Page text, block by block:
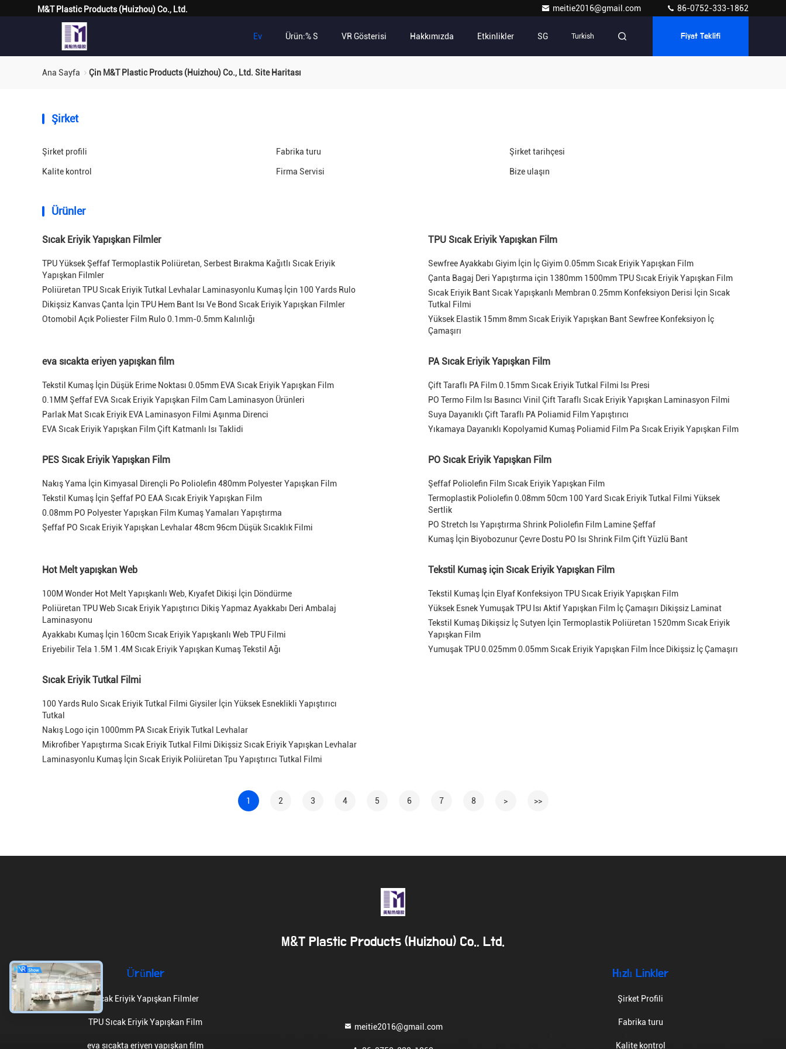
M&T Plastic Products (Huizhou) Co., Ltd. meitie2016@gmail.com 86-0752-333-1862
Ev Ürün:% S VR Gösterisi Hakkımızda Etkinlikler SG Turkish Fiyat Teklifi
Ana Sayfa Çin M&T Plastic Products (Huizhou) Co., Ltd. Site Haritası
Şirket
Şirket profili Fabrika turu Şirket tarihçesi
Kalite kontrol Firma Servisi Bize ulaşın
Ürünler
Sıcak Eriyik Yapışkan Filmler
TPU Yüksek Şeffaf Termoplastik Poliüretan, Serbest Bırakma Kağıtlı Sıcak Eriyik
Yapışkan Filmler
Poliüretan TPU Sıcak Eriyik Tutkal Levhalar Laminasyonlu Kumaş İçin 100 Yards Rulo
Dikişsiz Kanvas Çanta İçin TPU Hem Bant Isı Ve Bond Sıcak Eriyik Yapışkan Filmler
Otomobil Açık Poliester Film Rulo 0.1mm-0.5mm Kalınlığı
TPU Sıcak Eriyik Yapışkan Film
Sewfree Ayakkabı Giyim İçin İç Giyim 0.05mm Sıcak Eriyik Yapışkan Film
Çanta Bagaj Deri Yapıştırma için 1380mm 1500mm TPU Sıcak Eriyik Yapışkan Film
Sıcak Eriyik Bant Sıcak Yapışkanlı Membran 0.25mm Konfeksiyon Derisi İçin Sıcak
Tutkal Filmi
Yüksek Elastik 15mm 8mm Sıcak Eriyik Yapışkan Bant Sewfree Konfeksiyon İç
Çamaşırı
eva sıcakta eriyen yapışkan film
Tekstil Kumaş İçin Düşük Erime Noktası 0.05mm EVA Sıcak Eriyik Yapışkan Film
0.1MM Şeffaf EVA Sıcak Eriyik Yapışkan Film Cam Laminasyon Ürünleri
Parlak Mat Sıcak Eriyik EVA Laminasyon Filmi Aşınma Direnci
EVA Sıcak Eriyik Yapışkan Film Çift Katmanlı Isı Taklidi
PA Sıcak Eriyik Yapışkan Film
Çift Taraflı PA Film 0.15mm Sıcak Eriyik Tutkal Filmi Isı Presi
PO Termo Film Isı Basıncı Vinil Çift Taraflı Sıcak Eriyik Yapışkan Laminasyon Filmi
Suya Dayanıklı Çift Taraflı PA Poliamid Film Yapıştırıcı
Yıkamaya Dayanıklı Kopolyamid Kumaş Poliamid Film Pa Sıcak Eriyik Yapışkan Film
PES Sıcak Eriyik Yapışkan Film
Nakış Yama İçin Kimyasal Dirençli Po Poliolefin 480mm Polyester Yapışkan Film
Tekstil Kumaş İçin Şeffaf PO EAA Sıcak Eriyik Yapışkan Film
0.08mm PO Polyester Yapışkan Film Kumaş Yamaları Yapıştırma
Şeffaf PO Sıcak Eriyik Yapışkan Levhalar 48cm 96cm Düşük Sıcaklık Filmi
PO Sıcak Eriyik Yapışkan Film
Şeffaf Poliolefin Film Sıcak Eriyik Yapışkan Film
Termoplastik Poliolefin 0.08mm 50cm 100 Yard Sıcak Eriyik Tutkal Filmi Yüksek
Sertlik
PO Stretch Isı Yapıştırma Shrink Poliolefin Film Lamine Şeffaf
Kumaş İçin Biyobozunur Çevre Dostu PO Isı Shrink Film Çift Yüzlü Bant
Hot Melt yapışkan Web
100M Wonder Hot Melt Yapışkanlı Web, Kıyafet Dikişi İçin Döndürme
Poliüretan TPU Web Sıcak Eriyik Yapıştırıcı Dikiş Yapmaz Ayakkabı Deri Ambalaj
Laminasyonu
Ayakkabı Kumaş İçin 160cm Sıcak Eriyik Yapışkanlı Web TPU Filmi
Eriyebilir Tela 1.5M 1.4M Sıcak Eriyik Yapışkan Kumaş Tekstil Ağı
Tekstil Kumaş için Sıcak Eriyik Yapışkan Film
Tekstil Kumaş İçin Elyaf Konfeksiyon TPU Sıcak Eriyik Yapışkan Film
Yüksek Esnek Yumuşak TPU Isı Aktif Yapışkan Film İç Çamaşırı Dikişsiz Laminat
Tekstil Kumaş Dikişsiz İç Sutyen İçin Termoplastik Poliüretan 1520mm Sıcak Eriyik
Yapışkan Film
Yumuşak TPU 0.025mm 0.05mm Sıcak Eriyik Yapışkan Film İnce Dikişsiz İç Çamaşırı
Sıcak Eriyik Tutkal Filmi
100 Yards Rulo Sıcak Eriyik Tutkal Filmi Giysiler İçin Yüksek Esneklikli Yapıştırıcı
Tutkal
Nakış Logo için 1000mm PA Sıcak Eriyik Tutkal Levhalar
Mikrofiber Yapıştırma Sıcak Eriyik Tutkal Filmi Dikişsiz Sıcak Eriyik Yapışkan Levhalar
Laminasyonlu Kumaş İçin Sıcak Eriyik Poliüretan Tpu Yapıştırıcı Tutkal Filmi
1 2 3 4 5 6 7 8 > >>
M&T Plastic Products (Huizhou) Co., Ltd.
Ürünler
Sıcak Eriyik Yapışkan Filmler
TPU Sıcak Eriyik Yapışkan Film
eva sıcakta eriyen yapışkan film
meitie2016@gmail.com
Hızlı Linkler
Şirket Profili
Fabrika turu
Kalite kontrol